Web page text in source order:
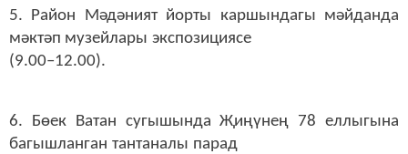
5. Район Мәдәният йорты каршындагы мәйданда
мәктәп музейлары экспозициясе
(9.00–12.00).
6. Бөек Ватан сугышында Җиңүнең 78 еллыгына
багышланган тантаналы парад